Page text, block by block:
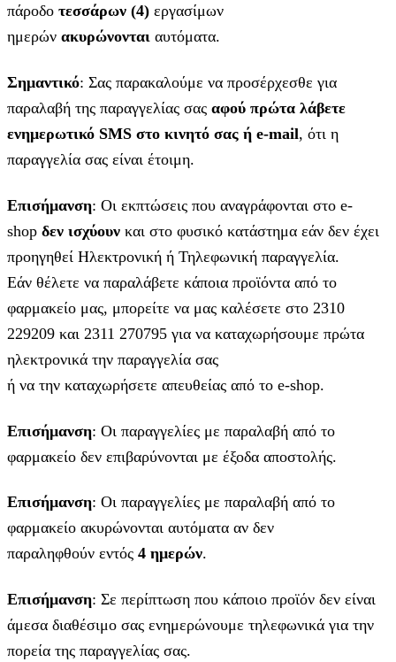
πάροδο τεσσάρων (4) εργασίμων
ημερών ακυρώνονται αυτόματα.
Σημαντικό: Σας παρακαλούμε να προσέρχεσθε για
παραλαβή της παραγγελίας σας αφού πρώτα λάβετε
ενημερωτικό SMS στο κινητό σας ή e-mail, ότι η
παραγγελία σας είναι έτοιμη.
Επισήμανση: Οι εκπτώσεις που αναγράφονται στο e-
shop δεν ισχύουν και στο φυσικό κατάστημα εάν δεν έχει
προηγηθεί Ηλεκτρονική ή Τηλεφωνική παραγγελία.
Εάν θέλετε να παραλάβετε κάποια προϊόντα από το
φαρμακείο μας, μπορείτε να μας καλέσετε στο 2310
229209 και 2311 270795 για να καταχωρήσουμε πρώτα
ηλεκτρονικά την παραγγελία σας
ή να την καταχωρήσετε απευθείας από το e-shop.
Επισήμανση: Οι παραγγελίες με παραλαβή από το
φαρμακείο δεν επιβαρύνονται με έξοδα αποστολής.
Επισήμανση: Οι παραγγελίες με παραλαβή από το
φαρμακείο ακυρώνονται αυτόματα αν δεν
παραληφθούν εντός 4 ημερών.
Επισήμανση: Σε περίπτωση που κάποιο προϊόν δεν είναι
άμεσα διαθέσιμο σας ενημερώνουμε τηλεφωνικά για την
πορεία της παραγγελίας σας.